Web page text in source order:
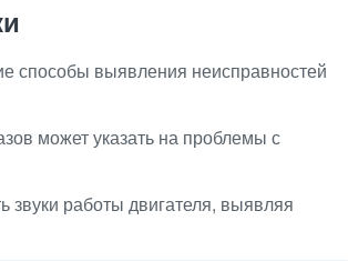
способы выявления неисправностей
может указать на проблемы с
звуки работы двигателя, выявляя